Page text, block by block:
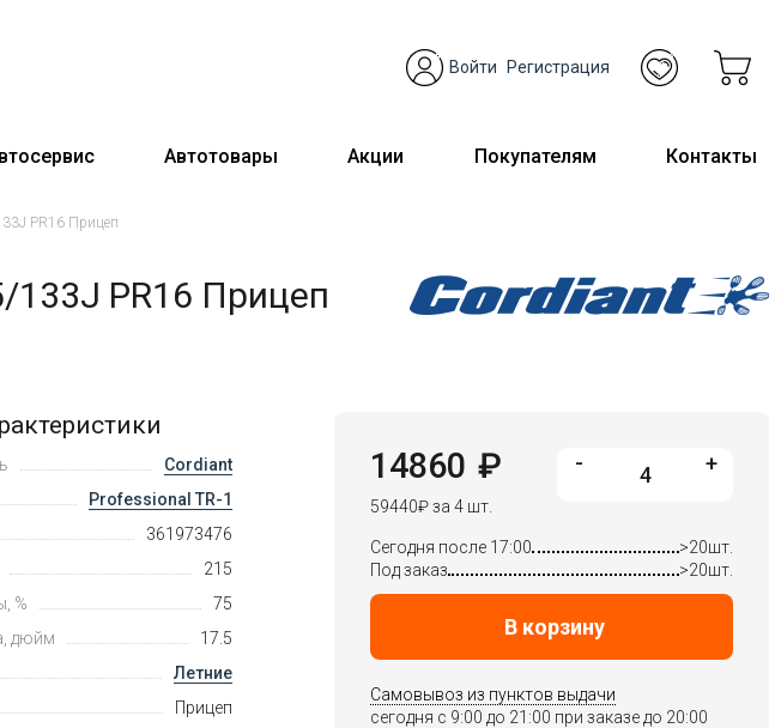
Войти Регистрация
Автотовары Акции Покупателям Контакты
PR16 Прицеп
133J PR16 Прицеп
Cordiant
Professional TR-1
361973476
215
%
75
дюйм
17.5
Летние
Прицеп
14860 ₽
59440₽за 4 шт.
- +
Сегодня после 17:00
>20шт.
Под заказ
>20шт.
В корзину
Самовывоз из пунктов выдачи
сегодня c 9:00 до 21:00 при заказе до 20:00